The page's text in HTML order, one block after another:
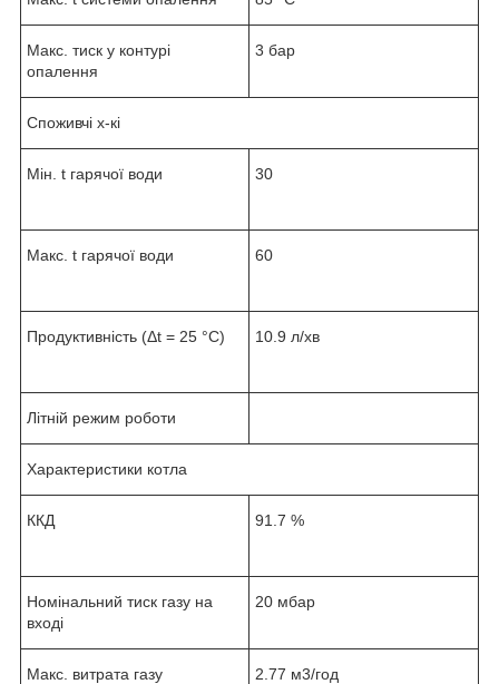
Макс. тиск у контурі
опалення
3 бар
Споживчі х-кі
Мін. t гарячої води 30
Макс. t гарячої води 60
Продуктивність (Δt = 25 °C) 10.9 л/хв
Літній режим роботи
Характеристики котла
ККД 91.7 %
Номінальний тиск газу на
вході
20 мбар
Макс. витрата газу 2.77 м3/год